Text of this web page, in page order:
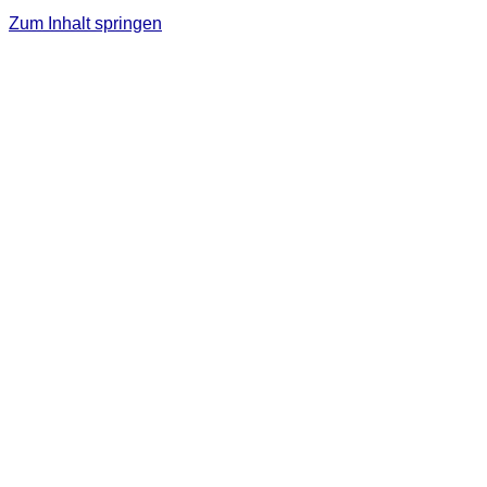
Zum Inhalt springen